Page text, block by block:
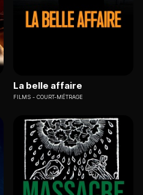
La belle affaire
FILMS COURT-MÉTRAGE